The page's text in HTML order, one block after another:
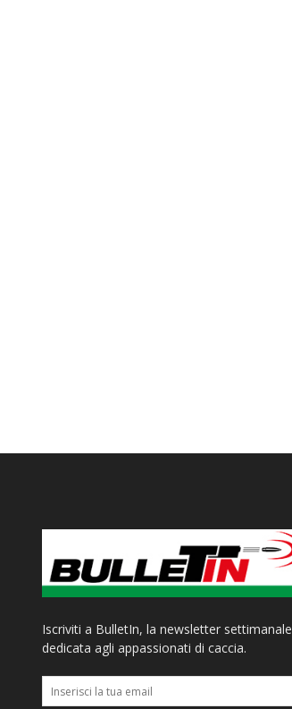
Iscriviti a BulletIn, la newsletter settimanale
dedicata agli appassionati di caccia.